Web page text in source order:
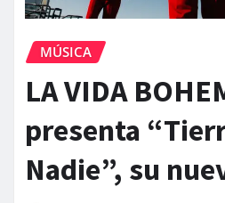
MÚSICA
LA VIDA
presenta
Nadie”, su